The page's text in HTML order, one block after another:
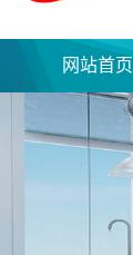
网站首页